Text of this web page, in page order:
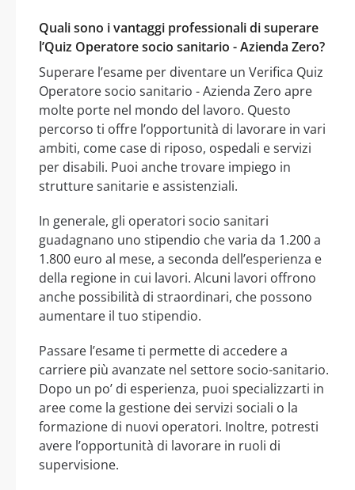
Quali sono i vantaggi professionali di superare
l’Quiz Operatore socio sanitario - Azienda Zero?
Superare l’esame per diventare un Verifica Quiz
Operatore socio sanitario - Azienda Zero apre
molte porte nel mondo del lavoro. Questo
percorso ti offre l’opportunità di lavorare in vari
ambiti, come case di riposo, ospedali e servizi
per disabili. Puoi anche trovare impiego in
strutture sanitarie e assistenziali.
In generale, gli operatori socio sanitari
guadagnano uno stipendio che varia da 1.200 a
1.800 euro al mese, a seconda dell’esperienza e
della regione in cui lavori. Alcuni lavori offrono
anche possibilità di straordinari, che possono
aumentare il tuo stipendio.
Passare l’esame ti permette di accedere a
carriere più avanzate nel settore socio-sanitario.
Dopo un po’ di esperienza, puoi specializzarti in
aree come la gestione dei servizi sociali o la
formazione di nuovi operatori. Inoltre, potresti
avere l’opportunità di lavorare in ruoli di
supervisione.